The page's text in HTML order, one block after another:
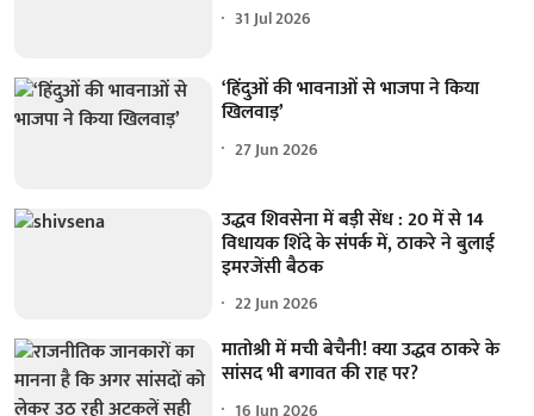
31 Jul 2026
‘हिंदुओं की भावनाओं से भाजपा ने किया
खिलवाड़’
27 Jun 2026
उद्धव शिवसेना में बड़ी सेंध : 20 में से 14
विधायक शिंदे के संपर्क में, ठाकरे ने बुलाई
इमरजेंसी बैठक
22 Jun 2026
मातोश्री में मची बेचैनी! क्या उद्धव ठाकरे के
सांसद भी बगावत की राह पर?
16 Jun 2026